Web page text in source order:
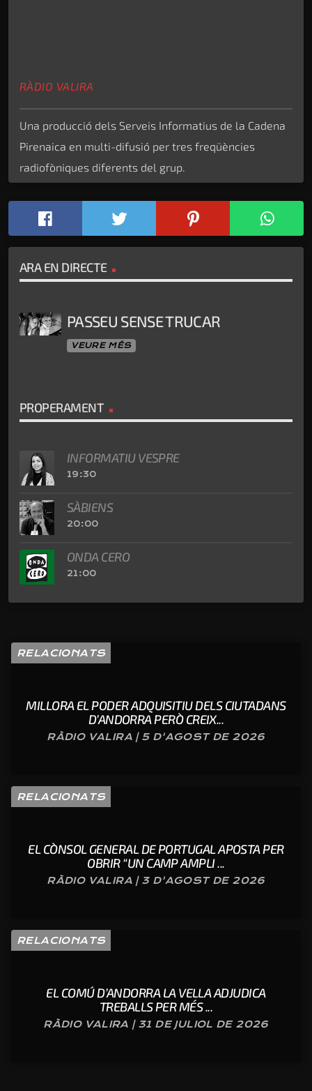
RÀDIO VALIRA
Una producció dels Serveis Informatius de la Cadena
Pirenaica en multi-difusió per tres freqüències
radiofòniques diferents del grup.
ARA EN DIRECTE
PASSEU SENSE TRUCAR
VEURE MÉS
PROPERAMENT
INFORMATIU VESPRE
19:30
SÀBIENS
20:00
ONDA CERO
21:00
RELACIONATS
MILLORA EL PODER ADQUISITIU DELS CIUTADANS
D’ANDORRA PERÒ CREIX...
RÀDIO VALIRA | 5 D'AGOST DE 2026
RELACIONATS
EL CÒNSOL GENERAL DE PORTUGAL APOSTA PER
OBRIR “UN CAMP AMPLI ...
RÀDIO VALIRA | 3 D'AGOST DE 2026
RELACIONATS
EL COMÚ D’ANDORRA LA VELLA ADJUDICA
TREBALLS PER MÉS ...
RÀDIO VALIRA | 31 DE JULIOL DE 2026